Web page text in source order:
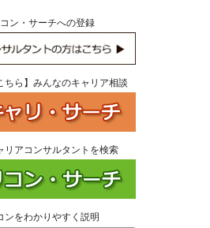
ン・サーチへの登録
ちら】みんなのキャリア相談
リアコンサルタントを検索
ンをわかりやすく説明